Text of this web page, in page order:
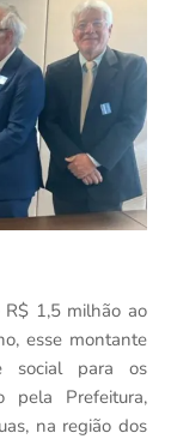
R$ 1,5 milhão ao
esse montante
social para os
pela Prefeitura,
na região dos